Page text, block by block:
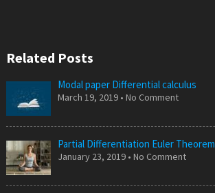
Related Posts
Modal paper Differential calculus
March 19, 2019 • No Comment
Partial Differentiation Euler Theorem
January 23, 2019 • No Comment